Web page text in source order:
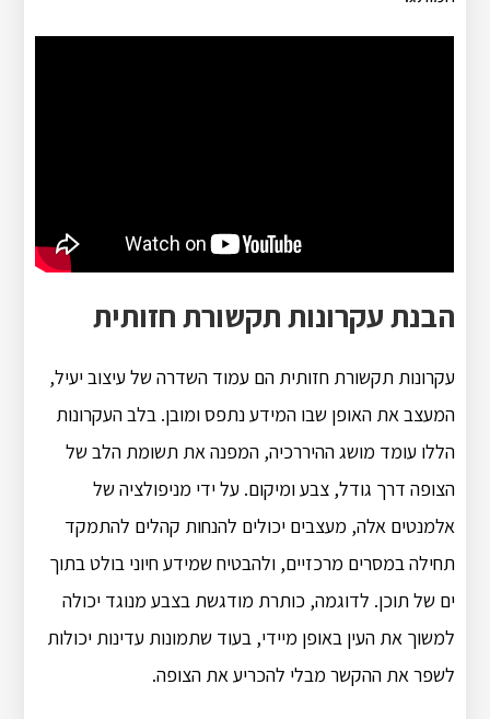
הבנת עקרונות תקשורת חזותית
עקרונות תקשורת חזותית הם עמוד השדרה של עיצוב יעיל,
המעצב את האופן שבו המידע נתפס ומובן. בלב העקרונות
הללו עומד מושג ההיררכיה, המפנה את תשומת הלב של
הצופה דרך גודל, צבע ומיקום. על ידי מניפולציה של
אלמנטים אלה, מעצבים יכולים להנחות קהלים להתמקד
תחילה במסרים מרכזיים, ולהבטיח שמידע חיוני בולט בתוך
ים של תוכן. לדוגמה, כותרת מודגשת בצבע מנוגד יכולה
למשוך את העין באופן מיידי, בעוד שתמונות עדינות יכולות
לשפר את ההקשר מבלי להכריע את הצופה.